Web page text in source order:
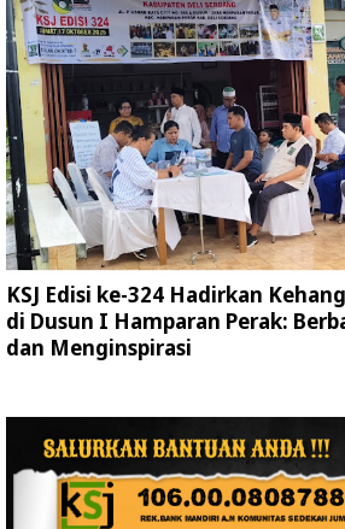
KSJ Edisi ke-324 Hadirkan
di Dusun I Hamparan Perak:
dan Menginspirasi